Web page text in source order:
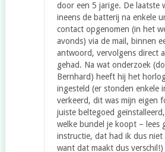
door een 5 jarige. De laatste
ineens de batterij na enkele
contact opgenomen (in het
avonds) via de mail, binnen
antwoord, vervolgens direct
gehad. Na wat onderzoek
Bernhard) heeft hij het
ingesteld (er stonden enkele
verkeerd, dit was mijn eigen
juiste beltegoed
welke bundel je koopt – lees
instructie, dat had ik dus niet
want dat maakt dus verschil!)